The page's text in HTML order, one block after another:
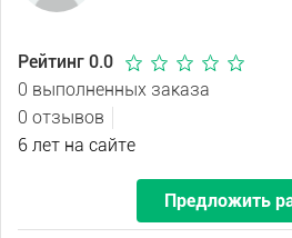
Рейтинг 0.0
0 выполненных заказа
0 отзывов
6 лет на сайте
Предложить